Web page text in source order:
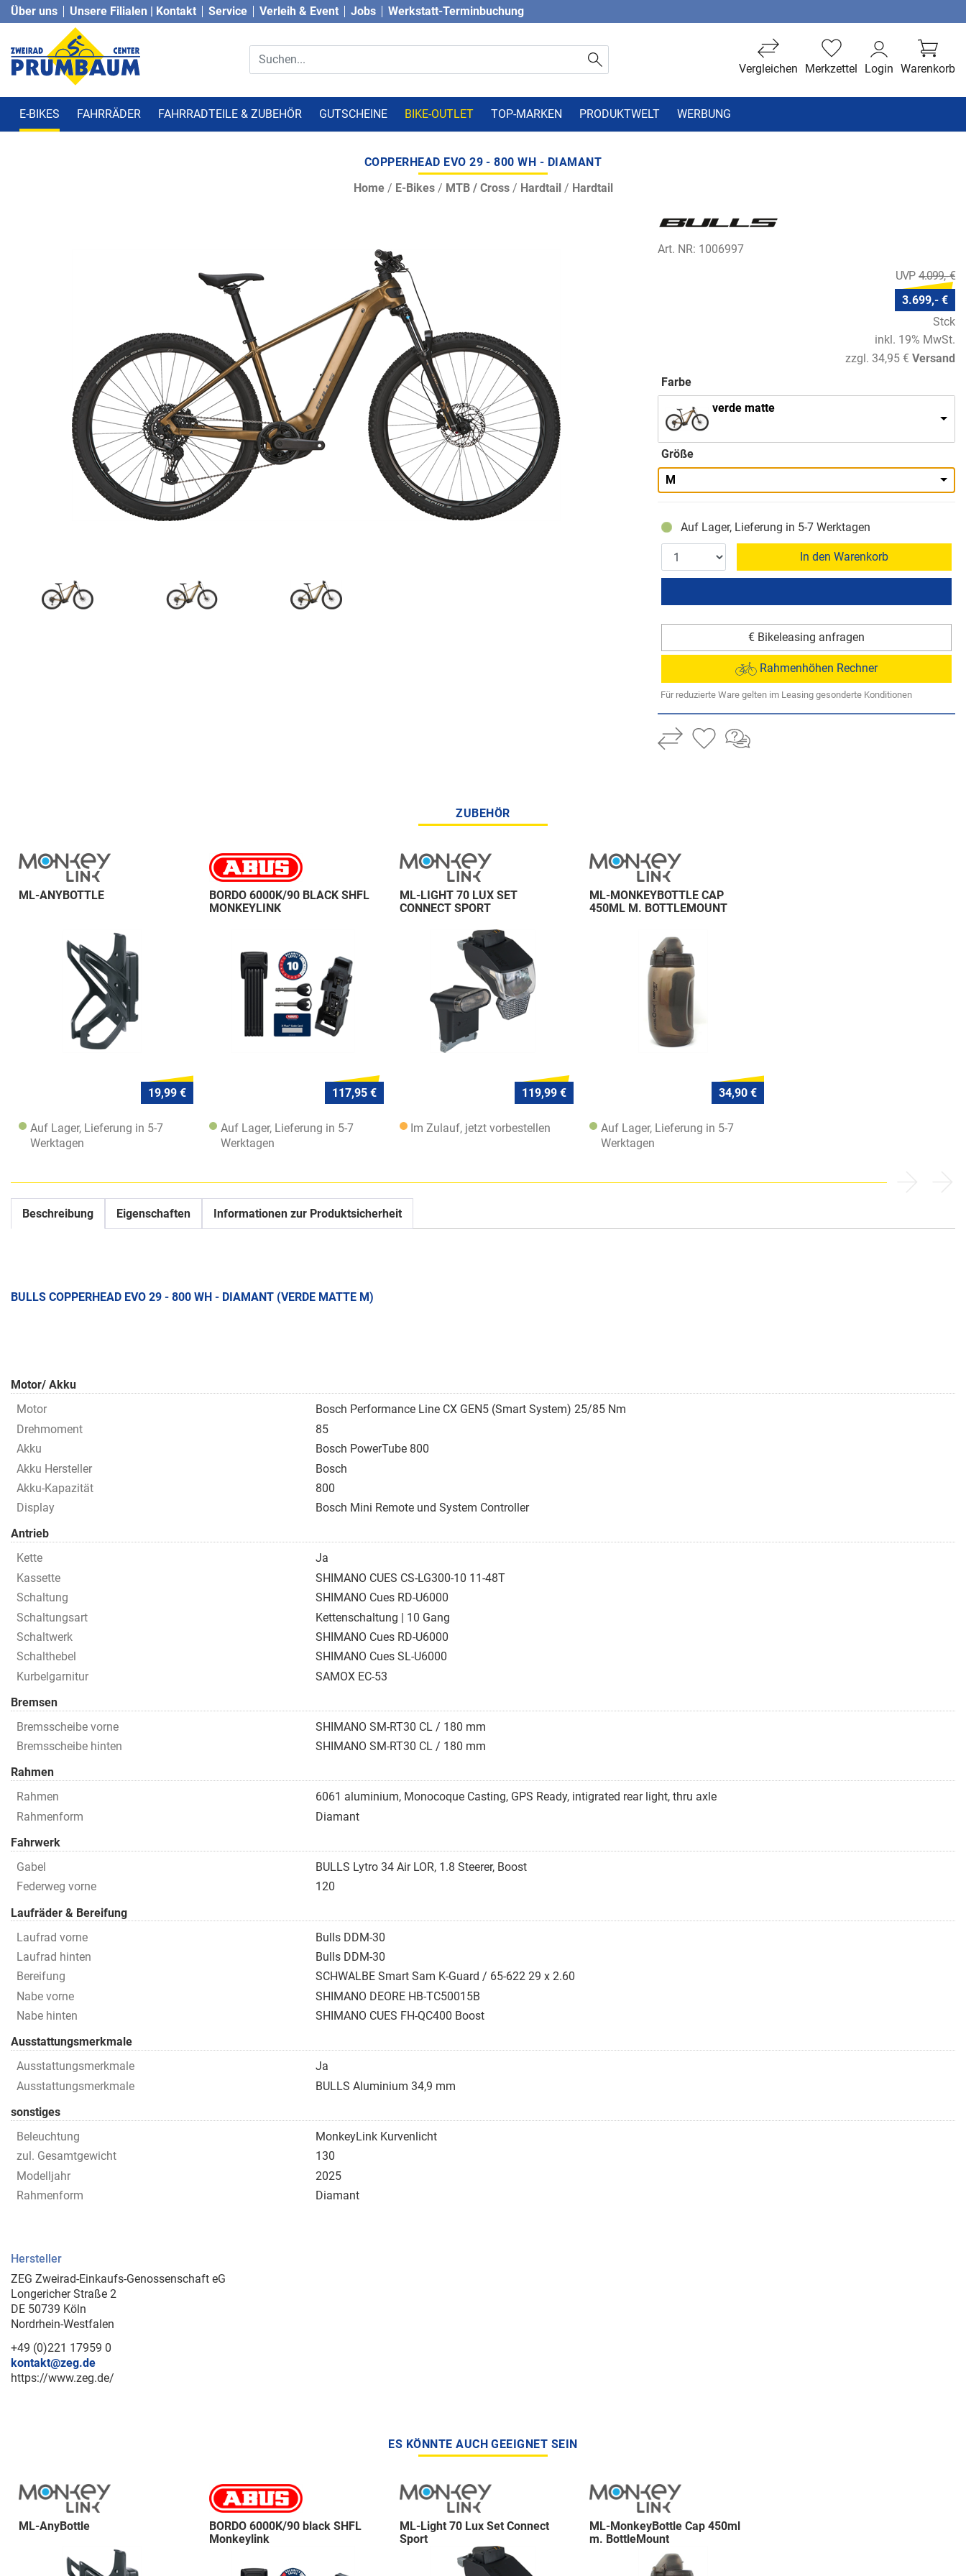
Über uns Unsere Filialen | Kontakt Service Verleih & Event Jobs Werkstatt-Terminbuchung
Warenkorb
Login
Merkzettel
Vergleichen
E-BIKES FAHRRÄDER FAHRRADTEILE & ZUBEHÖR GUTSCHEINE BIKE-OUTLET TOP-MARKEN PRODUKTWELT WERBUNG
COPPERHEAD EVO 29 - 800 WH - DIAMANT
Home/ E-Bikes/ MTB / Cross/ Hardtail/ Hardtail
Art. NR: 1006997
4.099,- €
3.699,- €
Stck
inkl. 19% MwSt.
zzgl. 34,95 € Versand
Farbe
verde matte
Größe
M
Auf Lager, Lieferung in 5-7 Werktagen
In den Warenkorb
€ Bikeleasing anfragen
Rahmenhöhen Rechner
Für reduzierte Ware gelten im Leasing gesonderte Konditionen
ZUBEHÖR
ML-ANYBOTTLE
19,99 €
Auf Lager, Lieferung in 5-7
Werktagen
BORDO 6000K/90 BLACK SHFL
MONKEYLINK
117,95 €
Auf Lager, Lieferung in 5-7
Werktagen
ML-LIGHT 70 LUX SET
CONNECT SPORT
119,99 €
Im Zulauf, jetzt vorbestellen
ML-MONKEYBOTTLE CAP
450ML M. BOTTLEMOUNT
34,90 €
Auf Lager, Lieferung in 5-7
Werktagen
Beschreibung Eigenschaften Informationen zur Produktsicherheit
BULLS COPPERHEAD EVO 29 - 800 WH - DIAMANT (VERDE MATTE M)
Motor/ Akku
Motor
Bosch Performance Line CX GEN5 (Smart System) 25/85 Nm
Drehmoment
85
Akku
Bosch PowerTube 800
Akku Hersteller
Bosch
Akku-Kapazität
800
Display
Bosch Mini Remote und System Controller
Antrieb
Kette
Ja
Kassette
SHIMANO CUES CS-LG300-10 11-48T
Schaltung
SHIMANO Cues RD-U6000
Schaltungsart
Kettenschaltung | 10 Gang
Schaltwerk
SHIMANO Cues RD-U6000
Schalthebel
SHIMANO Cues SL-U6000
Kurbelgarnitur
SAMOX EC-53
Bremsen
Bremsscheibe vorne
SHIMANO SM-RT30 CL / 180 mm
Bremsscheibe hinten
SHIMANO SM-RT30 CL / 180 mm
Rahmen
Rahmen
6061 aluminium, Monocoque Casting, GPS Ready, intigrated rear light, thru axle
Rahmenform
Diamant
Fahrwerk
Gabel
BULLS Lytro 34 Air LOR, 1.8 Steerer, Boost
Federweg vorne
120
Laufräder & Bereifung
Laufrad vorne
Bulls DDM-30
Laufrad hinten
Bulls DDM-30
Bereifung
SCHWALBE Smart Sam K-Guard / 65-622 29 x 2.60
Nabe vorne
SHIMANO DEORE HB-TC50015B
Nabe hinten
SHIMANO CUES FH-QC400 Boost
Ausstattungsmerkmale
Ausstattungsmerkmale
Ja
Ausstattungsmerkmale
BULLS Aluminium 34,9 mm
sonstiges
Beleuchtung
MonkeyLink Kurvenlicht
zul. Gesamtgewicht
130
Modelljahr
2025
Rahmenform
Diamant
Hersteller
ZEG Zweirad-Einkaufs-Genossenschaft eG
Longericher Straße 2
DE 50739 Köln
Nordrhein-Westfalen
+49 (0)221 17959 0
kontakt@zeg.de
https://www.zeg.de/
ES KÖNNTE AUCH GEEIGNET SEIN
ML-AnyBottle
BORDO 6000K/90 black SHFL
Monkeylink
ML-Light 70 Lux Set Connect
Sport
ML-MonkeyBottle Cap 450ml
m. BottleMount